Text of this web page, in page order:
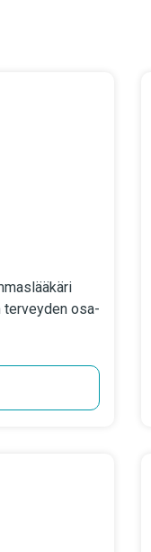
terveyden osa-